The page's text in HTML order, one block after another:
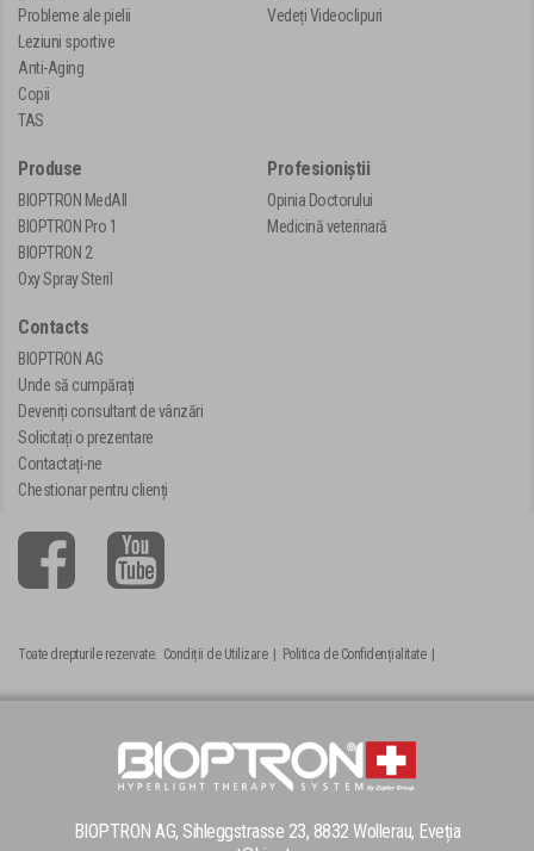
Probleme ale pielii
Leziuni sportive
Anti-Aging
Copii
TAS
Vedeți Videoclipuri
Produse
BIOPTRON MedAll
BIOPTRON Pro 1
BIOPTRON 2
Oxy Spray Steril
Profesioniștii
Opinia Doctorului
Medicină veterinară
Contacts
BIOPTRON AG
Unde să cumpărați
Deveniți consultant de vânzări
Solicitați o prezentare
Contactați-ne
Chestionar pentru clienți
Toate drepturile rezervate. Condiții de Utilizare| Politica de Confidențialitate|
BIOPTRON AG, Sihleggstrasse 23, 8832 Wollerau, Eveția